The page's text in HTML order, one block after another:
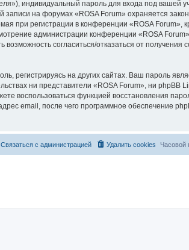
индивидуальный пароль для входа под вашей
на форумах «ROSA Forum» охраняется
при регистрации в конференции «ROSA Forum»,
администрации конференции «ROSA
согласиться/отказаться от получения
регистрируясь на других сайтах. Ваш пароль
ни представители «ROSA Forum», ни phpBB
воспользоваться функцией восстановления
email, после чего программное обеспечение
Часовой
Удалить cookies
Связаться с администрацией